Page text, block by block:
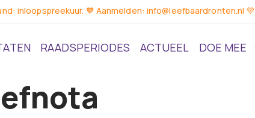
inloopspreekuur. 🧡 Aanmelden: info@leefbaardronten.nl 💜
RAADSPERIODES ACTUEEL DOE MEE